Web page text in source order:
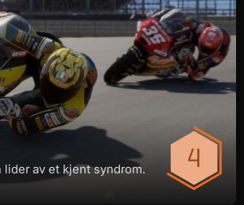
lider av et kjent syndrom.